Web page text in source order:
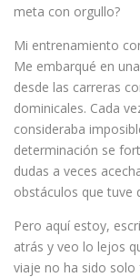
meta con orgullo?
Mi entrenamiento
Me embarqué en
desde las carreras
dominicales. Cada
consideraba
determinación se
dudas a veces
obstáculos que tuve
Pero aquí estoy,
atrás y veo lo lejos
viaje no ha sido